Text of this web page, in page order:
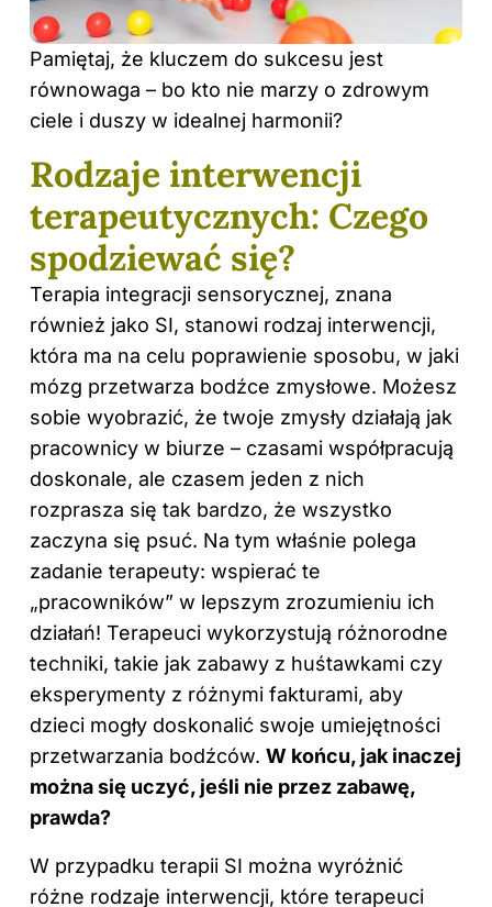
Pamiętaj, że kluczem do sukcesu jest
równowaga – bo kto nie marzy o zdrowym
ciele i duszy w idealnej harmonii?
Rodzaje interwencji
terapeutycznych: Czego
spodziewać się?
Terapia integracji sensorycznej, znana
również jako SI, stanowi rodzaj interwencji,
która ma na celu poprawienie sposobu, w jaki
mózg przetwarza bodźce zmysłowe. Możesz
sobie wyobrazić, że twoje zmysły działają jak
pracownicy w biurze – czasami współpracują
doskonale, ale czasem jeden z nich
rozprasza się tak bardzo, że wszystko
zaczyna się psuć. Na tym właśnie polega
zadanie terapeuty: wspierać te
„pracowników” w lepszym zrozumieniu ich
działań! Terapeuci wykorzystują różnorodne
techniki, takie jak zabawy z huśtawkami czy
eksperymenty z różnymi fakturami, aby
dzieci mogły doskonalić swoje umiejętności
przetwarzania bodźców. W końcu, jak inaczej
można się uczyć, jeśli nie przez zabawę,
prawda?
W przypadku terapii SI można wyróżnić
różne rodzaje interwencji, które terapeuci